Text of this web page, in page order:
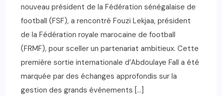
nouveau président de la Fédération sénégalaise de
football (FSF), a rencontré Fouzi Lekjaa, président
de la Fédération royale marocaine de football
(FRMF), pour sceller un partenariat ambitieux. Cette
première sortie internationale d’Abdoulaye Fall a été
marquée par des échanges approfondis sur la
gestion des grands événements […]